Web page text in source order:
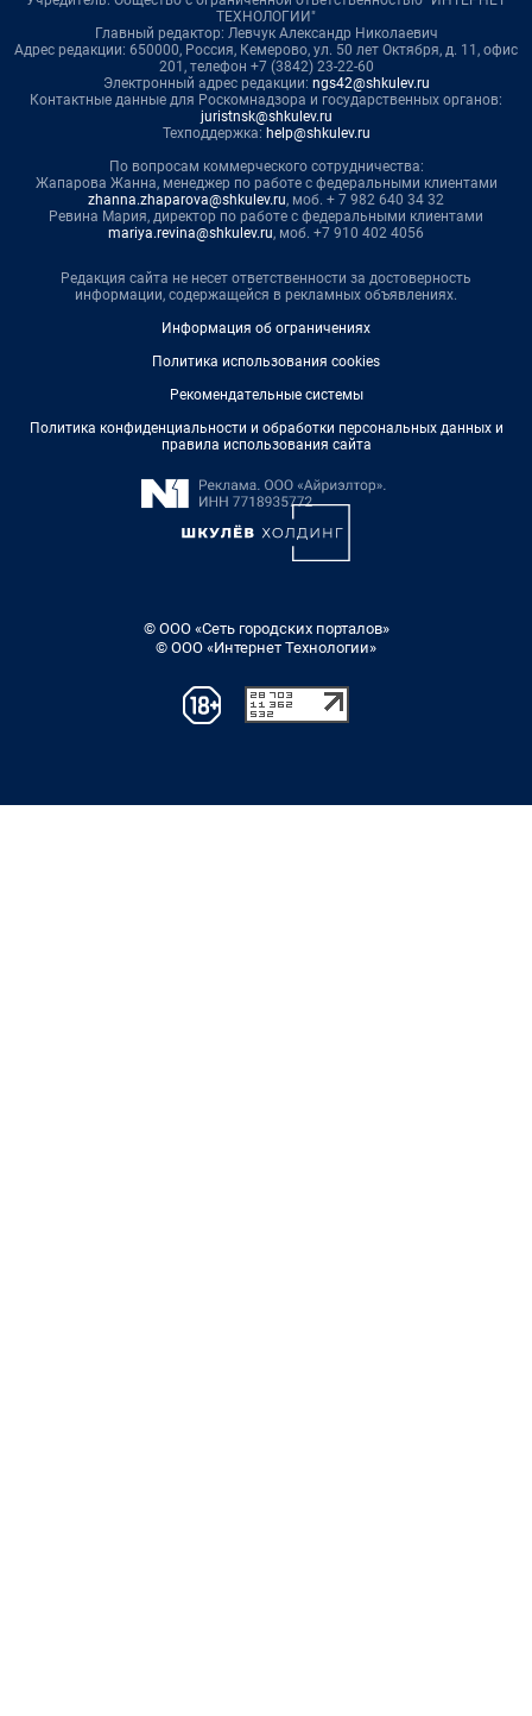
ТЕХНОЛОГИИ"
Главный редактор: Левчук Александр Николаевич
Адрес редакции: 650000, Россия, Кемерово, ул. 50 лет Октября, д. 11, офис
201, телефон +7 (3842) 23-22-60
Электронный адрес редакции: ngs42@shkulev.ru
Контактные данные для Роскомнадзора и государственных органов:
juristnsk@shkulev.ru
Техподдержка: help@shkulev.ru
По вопросам коммерческого сотрудничества:
Жапарова Жанна, менеджер по работе с федеральными клиентами
zhanna.zhaparova@shkulev.ru, моб. + 7 982 640 34 32
Ревина Мария, директор по работе с федеральными клиентами
mariya.revina@shkulev.ru, моб. +7 910 402 4056
Редакция сайта не несет ответственности за достоверность
информации, содержащейся в рекламных объявлениях.
Информация об ограничениях
Политика использования cookies
Рекомендательные системы
Политика конфиденциальности и обработки персональных данных и
правила использования сайта
© ООО «Сеть городских порталов»
© ООО «Интернет Технологии»